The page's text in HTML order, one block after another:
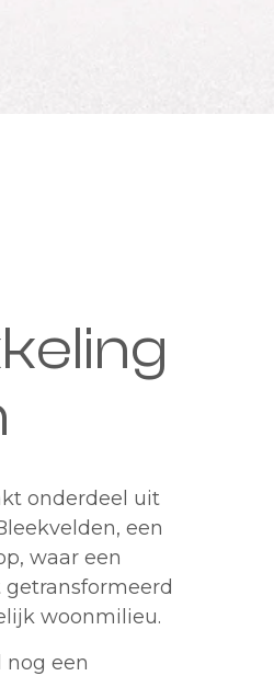
onderdeel uit
een
waar een
woonmilieu.
een